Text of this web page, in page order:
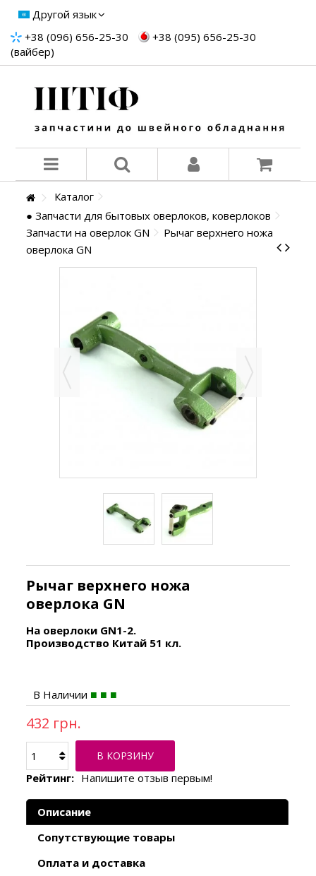
Другой язык
+38 (096) 656-25-30
+38 (095) 656-25-30
(вайбер)
Каталог
● Запчасти для бытовых оверлоков, коверлоков
Запчасти на оверлок GN
Рычаг верхнего ножа
оверлока GN
Рычаг верхнего ножа
оверлока GN
На оверлоки GN1-2.
Производство Китай 51 кл.
В Наличии
432 грн.
В КОРЗИНУ
Рейтинг: Напишите отзыв первым!
Описание
Сопутствующие товары
Оплата и доставка